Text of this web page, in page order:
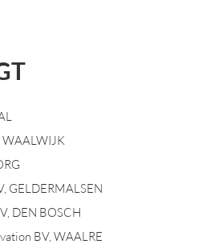
WAALWIJK
GELDERMALSEN
DEN BOSCH
BV, WAALRE